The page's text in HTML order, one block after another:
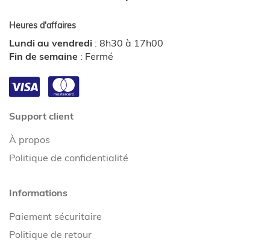
Heures d'affaires
Lundi au vendredi : 8h30 à 17h00
Fin de semaine : Fermé
Support client
À propos
Politique de confidentialité
Informations
Paiement sécuritaire
Politique de retour